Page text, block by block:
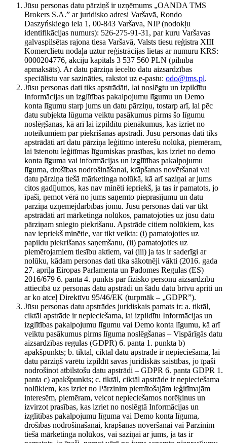
Jūsu personas datu pārziņš ir uzņēmums „OANDA TMS
Brokers S.A.” ar juridisko adresi Varšavā, Rondo
Daszyńskiego iela 1, 00-843 Varšava, NIP (nodokļu
identifikācijas numurs): 526-275-91-31, par kuru Varšavas
galvaspilsētas rajona tiesa Varšavā, Valsts tiesu reģistra XIII
Komerclietu nodaļa uztur reģistrācijas lietas ar numuru KRS:
0000204776, akciju kapitāls 3 537 560 PLN (pilnībā
apmaksāts). Ar datu pārziņa iecelto datu aizsardzības
speciālistu var sazināties, rakstot uz e-pastu: odo@tms.pl.
Jūsu personas dati tiks apstrādāti, lai noslēgtu un izpildītu
Informācijas un izglītības pakalpojumu līgumu un Demo
konta līgumu starp jums un datu pārziņu, tostarp arī, lai pēc
datu subjekta lūguma veiktu pasākumus pirms šo līgumu
noslēgšanas, kā arī lai izpildītu pienākumus, kas izriet no
noteikumiem par piekrišanas apstrādi. Jūsu personas dati tiks
apstrādāti arī datu pārziņa leģitīmo interešu nolūkā, piemēram,
lai īstenotu leģitīmas līgumiskas prasības, kas izriet no demo
konta līguma vai informācijas un izglītības pakalpojumu
līguma, drošības nodrošināšanai, krāpšanas novēršanai vai
datu pārziņa tiešā mārketinga nolūkā, kā arī saziņai ar jums
citos gadījumos, kas nav minēti iepriekš, ja tas ir pamatots, jo
īpaši, ņemot vērā no jums saņemto pieprasījumu un datu
pārziņa uzņēmējdarbības jomu. Jūsu personas dati var tikt
apstrādāti arī mārketinga nolūkos, pamatojoties uz jūsu datu
pārziņam sniegto piekrišanu. Apstrāde citiem nolūkiem, kas
nav iepriekš minētie, var tikt veikta: (i) pamatojoties uz
papildu piekrišanas saņemšanu, (ii) pamatojoties uz
piemērojamiem tiesību aktiem, vai (iii) ja tas ir saderīgi ar
nolūku, kādam personas dati tika sākotnēji vākti (2016. gada
27. aprīļa Eiropas Parlamenta un Padomes Regulas (ES)
2016/679 6. panta 4. punkts par fizisko personu aizsardzību
attiecībā uz personas datu apstrādi un šādu datu brīvu apriti un
ar ko atceļ Direktīvu 95/46/EK (turpmāk – „GDPR”).
Jūsu personas datu apstrādes juridiskais pamats ir: a. tiktāl,
ciktāl apstrāde ir nepieciešama, lai izpildītu Informācijas un
izglītības pakalpojumu līgumu vai Demo konta līgumu, kā arī
veiktu pasākumus pirms līguma noslēgšanas – Vispārīgās datu
aizsardzības regulas (GDPR) 6. panta 1. punkta b)
apakšpunkts; b. tiktāl, ciktāl datu apstrāde ir nepieciešama, lai
datu pārziņš varētu izpildīt savas juridiskās saistības, jo īpaši
nodrošinot atbilstošu datu apstrādi – GDPR 6. panta GDPR 1.
panta c) apakšpunkts; c. tiktāl, ciktāl apstrāde ir nepieciešama
nolūkiem, kas izriet no Pārzinim piemītošajām leģitīmajām
interesēm, piemēram, veicot nepieciešamos norēķinus un
izvirzot prasības, kas izriet no noslēgtā Informācijas un
izglītības pakalpojumu līguma vai Demo konta līguma,
drošības nodrošināšanai, krāpšanas novēršanai vai Pārzinim
tiešā mārketinga nolūkos, vai saziņai ar jums, ja tas ir